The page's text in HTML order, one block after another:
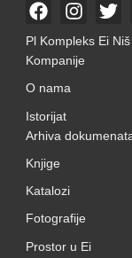
Pl Kompleks Ei Niš
Kompanije
O nama
Istorijat
Arhiva
Knjige
Katalozi
Fotografije
Prostor u Ei